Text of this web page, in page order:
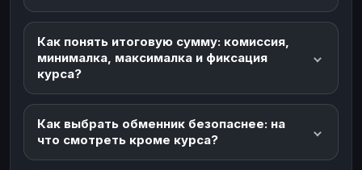
Как понять итоговую сумму: комиссия,
минималка, максималка и фиксация
курса?
Как выбрать обменник безопаснее: на
что смотреть кроме курса?